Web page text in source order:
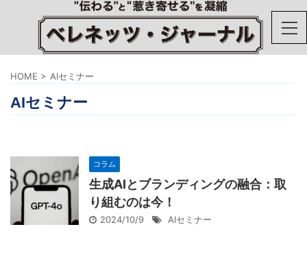
HOME > AIセミナー
AIセミナー
コラム
生成AIとブランディングの融合：取
り組むのは今！
2024/10/9 AIセミナー